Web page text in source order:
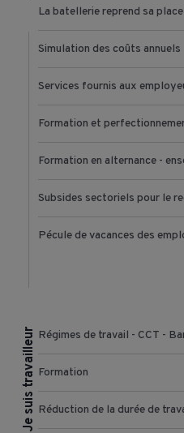
La batellerie reprend sa
Simulation des coûts annuels
Services fournis aux
Formation et
Formation en alternance -
Pécule de vacances des
Je suis travailleur Régimes de travail - CCT -
Formation
Réduction de la durée de